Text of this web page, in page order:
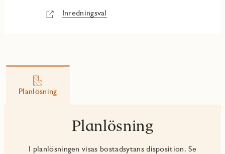
Inredningsval
Planlösning
Planlösning
I planlösningen visas bostadsytans disposition. Se